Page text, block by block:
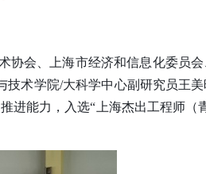
协会、上海市经济和信息化委员会
技术学院/大科学中心副研究员王
进能力，入选“ 上海杰出工程师（